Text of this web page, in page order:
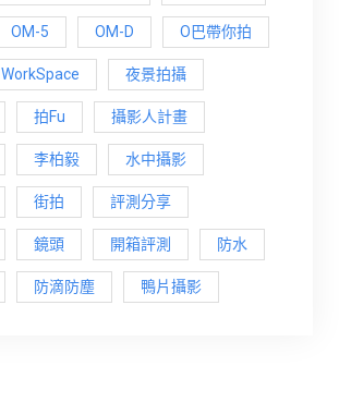
OM-5 OM-D O巴帶你拍
WorkSpace 夜景拍攝
拍Fu 攝影人計畫
李柏毅 水中攝影
街拍 評測分享
鏡頭 開箱評測 防水
防滴防塵 鴨片攝影